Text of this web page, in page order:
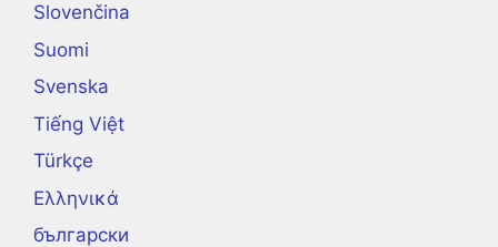
Slovenčina
Suomi
Svenska
Tiếng Việt
Türkçe
Ελληνικά
български